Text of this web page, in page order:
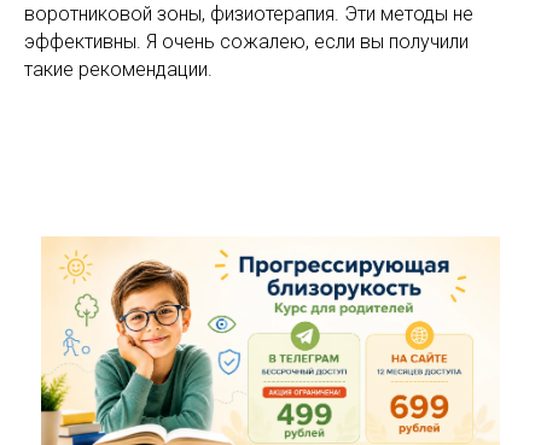
воротниковой зоны, физиотерапия. Эти методы не
эффективны. Я очень сожалею, если вы получили
такие рекомендации.